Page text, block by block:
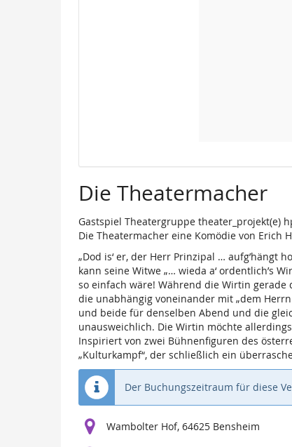
Die Theatermacher
Gastspiel Theatergruppe theater_projekt(e)
Die Theatermacher eine Komödie von Erich
„Dod is‘ er, der Herr Prinzipal … aufg’hängt
kann seine Witwe „… wieda a‘ ordentlich’s
so einfach wäre! Während die Wirtin
die unabhängig voneinander mit „dem
und beide für denselben Abend und die
unausweichlich. Die Wirtin möchte
Inspiriert von zwei Bühnenfiguren des
„Kulturkampf“, der schließlich ein
Der Buchungszeitraum für diese
Wambolter Hof, 64625 Bensheim